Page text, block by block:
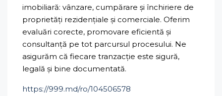
imobiliară: vânzare, cumpărare și închiriere de
proprietăți rezidențiale și comerciale. Oferim
evaluări corecte, promovare eficientă și
consultanță pe tot parcursul procesului. Ne
asigurăm că fiecare tranzacție este sigură,
legală și bine documentată.
https://999.md/ro/104506578